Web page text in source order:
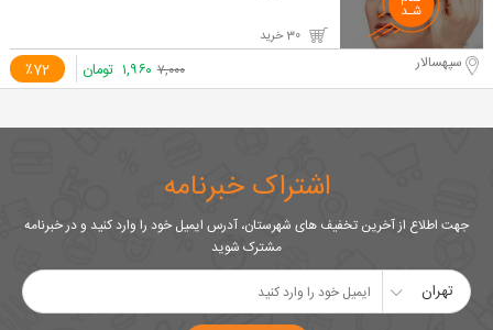
٪72 سپهسالار ۷,۰۰۰ ۱,۹۶۰ تومان
اشتراک خبرنامه
جهت اطلاع از آخرین تخفیف های شهرستان، آدرس ایمیل خود را وارد کنید و در خبرنامه
مشترک شوید
تهران